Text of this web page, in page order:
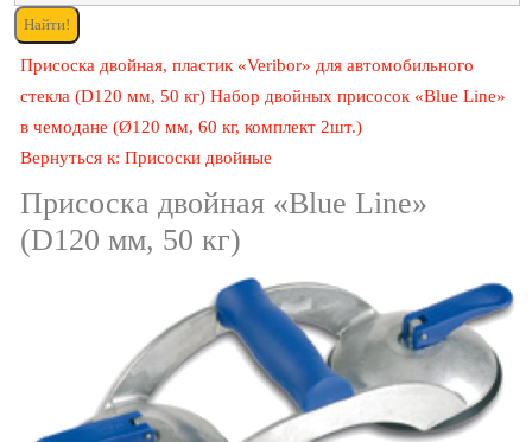
Присоска двойная, пластик «Veribor» для автомобильного
стекла (D120 мм, 50 кг)Набор двойных присосок «Blue Line»
в чемодане (Ø120 мм, 60 кг, комплект 2шт.)
Вернуться к: Присоски двойные
Присоска двойная «Blue Line»
(D120 мм, 50 кг)